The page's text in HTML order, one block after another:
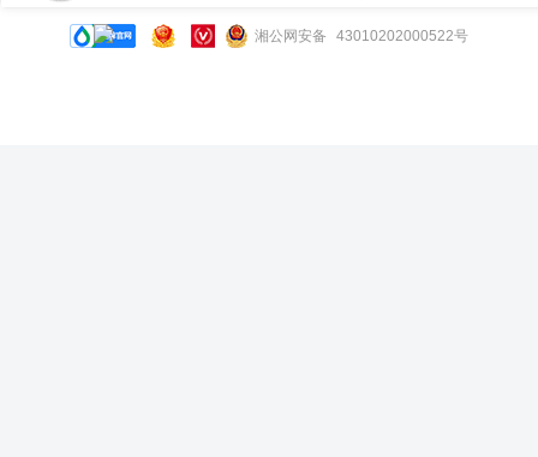
湘公网安备 43010202000522号